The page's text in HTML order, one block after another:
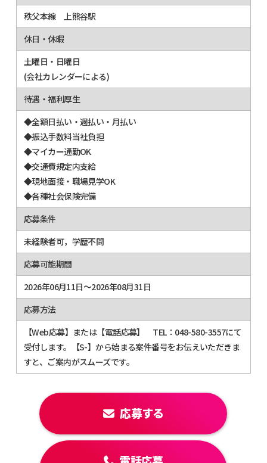
秩父本線 上熊谷駅
休日・休暇
土曜日・日曜日
(会社カレンダーによる)
待遇・福利厚生
◆全額日払い・週払い・月払い
◆振込手数料当社負担
◆マイカー通勤OK
◆交通費規定内支給
◆現地面接・職場見学OK
◆各種社会保険完備
応募条件
未経験者可，学歴不問
応募可能期間
2026年06月11日～2026年08月31日
応募方法
【Web応募】または【電話応募】 TEL：048-580-3557にて
受付します。【S-】から始まる案件番号をお伝えいただきま
すと、ご案内がスムーズです。
応募する